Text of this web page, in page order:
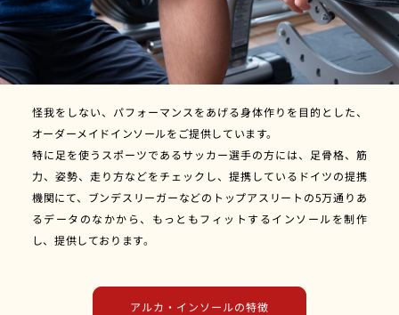
怪我をしない、パフォーマンスをあげる身体作りを目的とした、
オーダーメイドインソールをご提供しています。
特に足を使うスポーツであるサッカー選手の方には、足骨格、筋
力、姿勢、走り方などをチェックし、提携しているドイツの提携
機関にて、ブンデスリーガーなどのトップアスリートの5万通りあ
るデータのなかから、もっともフィットするインソールを制作
し、提供しております。
アルカ・インソールの特徴